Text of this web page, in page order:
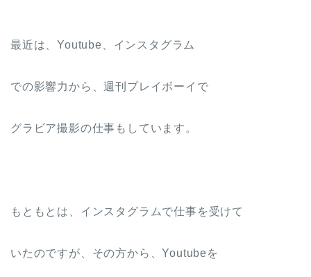
最近は、Youtube、インスタグラム
での影響力から、週刊プレイボーイで
グラビア撮影の仕事もしています。
もともとは、インスタグラムで仕事を受けて
いたのですが、その方から、Youtubeを